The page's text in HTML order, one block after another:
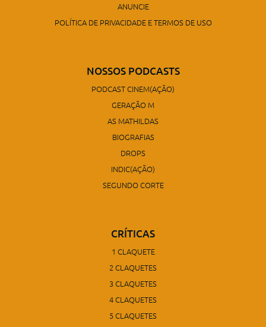
ANUNCIE
POLÍTICA DE PRIVACIDADE E TERMOS DE USO
NOSSOS PODCASTS
PODCAST CINEM(AÇÃO)
GERAÇÃO M
AS MATHILDAS
BIOGRAFIAS
DROPS
INDIC(AÇÃO)
SEGUNDO CORTE
CRÍTICAS
1 CLAQUETE
2 CLAQUETES
3 CLAQUETES
4 CLAQUETES
5 CLAQUETES